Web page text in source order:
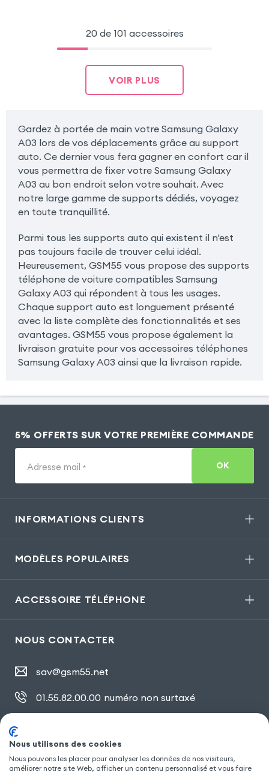
20 de 101 accessoires
VOIR PLUS
Gardez à portée de main votre Samsung Galaxy
A03 lors de vos déplacements grâce au support
auto. Ce dernier vous fera gagner en confort car il
vous permettra de fixer votre Samsung Galaxy
A03 au bon endroit selon votre souhait. Avec
notre large gamme de supports dédiés, voyagez
en toute tranquillité.
Parmi tous les supports auto qui existent il n'est
pas toujours facile de trouver celui idéal.
Heureusement, GSM55 vous propose des supports
téléphone de voiture compatibles Samsung
Galaxy A03 qui répondent à tous les usages.
Chaque support auto est longuement présenté
avec la liste complète des fonctionnalités et ses
avantages. GSM55 vous propose également la
livraison gratuite pour vos accessoires téléphones
Samsung Galaxy A03 ainsi que la livraison rapide.
5% OFFERTS SUR VOTRE PREMIÈRE COMMANDE
Adresse mail * OK
INFORMATIONS CLIENTS
MODÈLES POPULAIRES
ACCESSOIRE TÉLÉPHONE
NOUS CONTACTER
sav@gsm55.net
01.55.82.00.00 numéro non surtaxé
SUIVEZ NOUS
Nous utilisons des cookies
Nous pouvons les placer pour analyser les données de nos visiteurs,
améliorer notre site Web, afficher un contenu personnalisé et vous faire